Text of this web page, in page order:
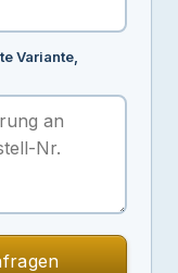
Variante,